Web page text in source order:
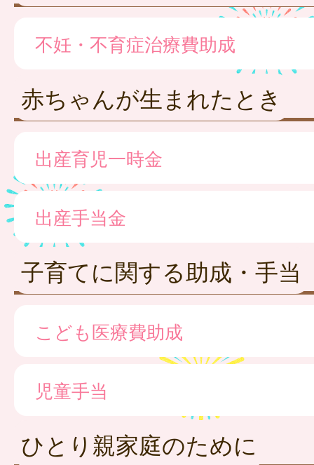
不妊・不育症治療費助成
赤ちゃんが生まれたとき
出産育児一時金
出産手当金
子育てに関する助成・手当
こども医療費助成
児童手当
ひとり親家庭のために